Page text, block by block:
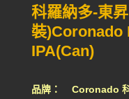
科羅納多-東
裝)Coronado
IPA(Can)
品牌： Coronado